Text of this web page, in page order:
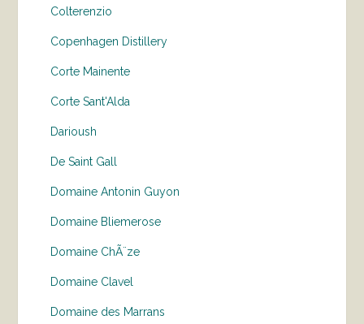
Colterenzio
Copenhagen Distillery
Corte Mainente
Corte Sant'Alda
Darioush
De Saint Gall
Domaine Antonin Guyon
Domaine Bliemerose
Domaine ChÃ¨ze
Domaine Clavel
Domaine des Marrans